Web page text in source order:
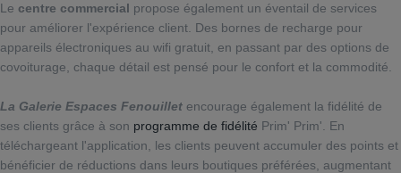
Le centre commercial propose également un éventail de services
pour améliorer l'expérience client. Des bornes de recharge pour
appareils électroniques au wifi gratuit, en passant par des options de
covoiturage, chaque détail est pensé pour le confort et la commodité.
La Galerie Espaces Fenouillet encourage également la fidélité de
ses clients grâce à son programme de fidélité Prim' Prim'. En
téléchargeant l'application, les clients peuvent accumuler des points et
bénéficier de réductions dans leurs boutiques préférées, augmentant